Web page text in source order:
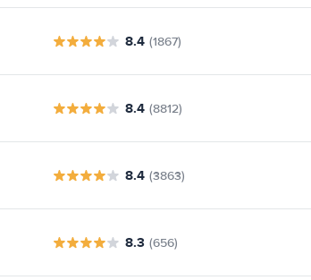
8.4 (1867)
8.4 (8812)
8.4 (3863)
8.3 (656)